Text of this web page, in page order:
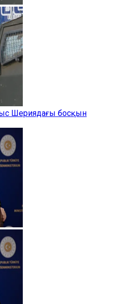
Шериядағы босқын